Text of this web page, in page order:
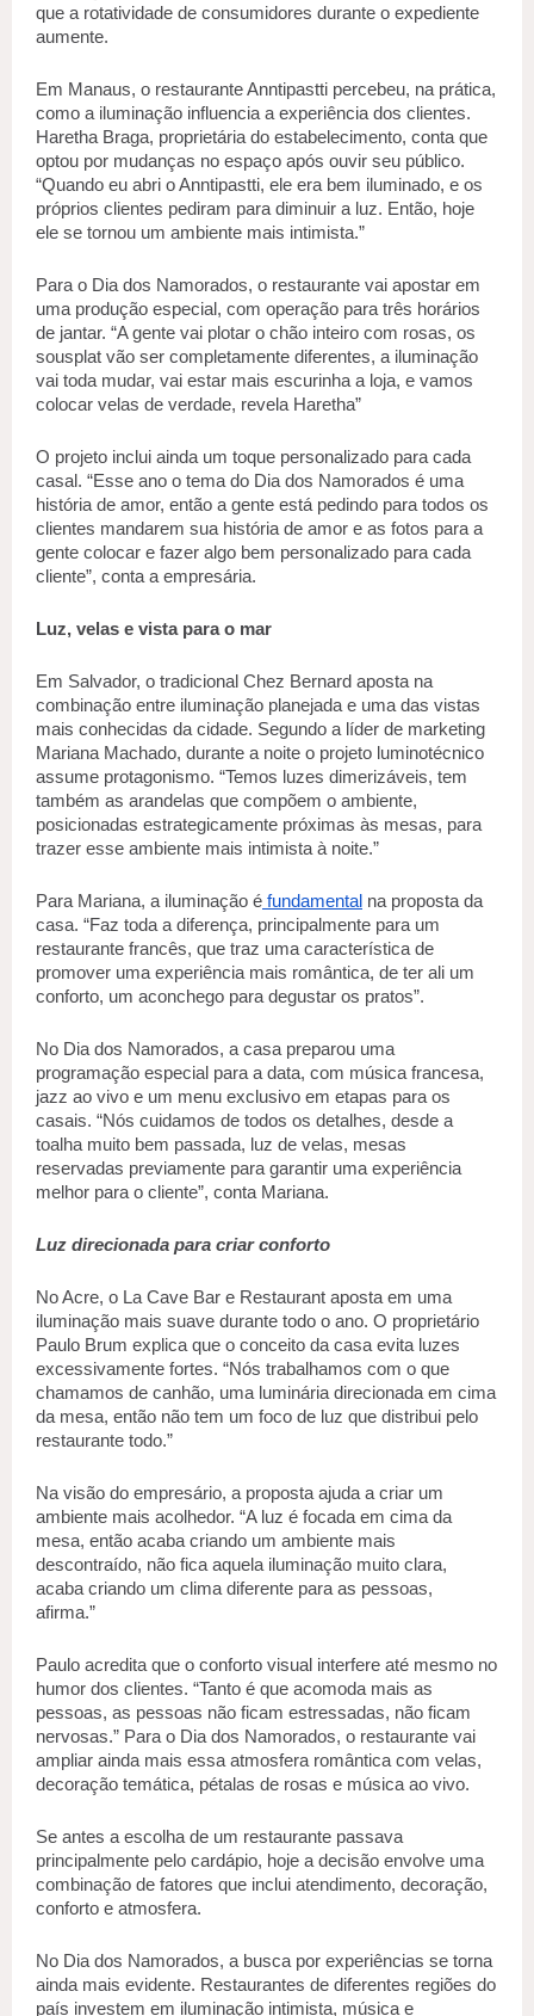
que a rotatividade de consumidores durante o expediente
aumente.
Em Manaus, o restaurante Anntipastti percebeu, na prática,
como a iluminação influencia a experiência dos clientes.
Haretha Braga, proprietária do estabelecimento, conta que
optou por mudanças no espaço após ouvir seu público.
“Quando eu abri o Anntipastti, ele era bem iluminado, e os
próprios clientes pediram para diminuir a luz. Então, hoje
ele se tornou um ambiente mais intimista.”
Para o Dia dos Namorados, o restaurante vai apostar em
uma produção especial, com operação para três horários
de jantar. “A gente vai plotar o chão inteiro com rosas, os
sousplat vão ser completamente diferentes, a iluminação
vai toda mudar, vai estar mais escurinha a loja, e vamos
colocar velas de verdade, revela Haretha”
O projeto inclui ainda um toque personalizado para cada
casal. “Esse ano o tema do Dia dos Namorados é uma
história de amor, então a gente está pedindo para todos os
clientes mandarem sua história de amor e as fotos para a
gente colocar e fazer algo bem personalizado para cada
cliente”, conta a empresária.
Luz, velas e vista para o mar
Em Salvador, o tradicional Chez Bernard aposta na
combinação entre iluminação planejada e uma das vistas
mais conhecidas da cidade. Segundo a líder de marketing
Mariana Machado, durante a noite o projeto luminotécnico
assume protagonismo. “Temos luzes dimerizáveis, tem
também as arandelas que compõem o ambiente,
posicionadas estrategicamente próximas às mesas, para
trazer esse ambiente mais intimista à noite.”
Para Mariana, a iluminação é fundamental na proposta da
casa. “Faz toda a diferença, principalmente para um
restaurante francês, que traz uma característica de
promover uma experiência mais romântica, de ter ali um
conforto, um aconchego para degustar os pratos”.
No Dia dos Namorados, a casa preparou uma
programação especial para a data, com música francesa,
jazz ao vivo e um menu exclusivo em etapas para os
casais. “Nós cuidamos de todos os detalhes, desde a
toalha muito bem passada, luz de velas, mesas
reservadas previamente para garantir uma experiência
melhor para o cliente”, conta Mariana.
Luz direcionada para criar conforto
No Acre, o La Cave Bar e Restaurant aposta em uma
iluminação mais suave durante todo o ano. O proprietário
Paulo Brum explica que o conceito da casa evita luzes
excessivamente fortes. “Nós trabalhamos com o que
chamamos de canhão, uma luminária direcionada em cima
da mesa, então não tem um foco de luz que distribui pelo
restaurante todo.”
Na visão do empresário, a proposta ajuda a criar um
ambiente mais acolhedor. “A luz é focada em cima da
mesa, então acaba criando um ambiente mais
descontraído, não fica aquela iluminação muito clara,
acaba criando um clima diferente para as pessoas,
afirma.”
Paulo acredita que o conforto visual interfere até mesmo no
humor dos clientes. “Tanto é que acomoda mais as
pessoas, as pessoas não ficam estressadas, não ficam
nervosas.” Para o Dia dos Namorados, o restaurante vai
ampliar ainda mais essa atmosfera romântica com velas,
decoração temática, pétalas de rosas e música ao vivo.
Se antes a escolha de um restaurante passava
principalmente pelo cardápio, hoje a decisão envolve uma
combinação de fatores que inclui atendimento, decoração,
conforto e atmosfera.
No Dia dos Namorados, a busca por experiências se torna
ainda mais evidente. Restaurantes de diferentes regiões do
país investem em iluminação intimista, música e